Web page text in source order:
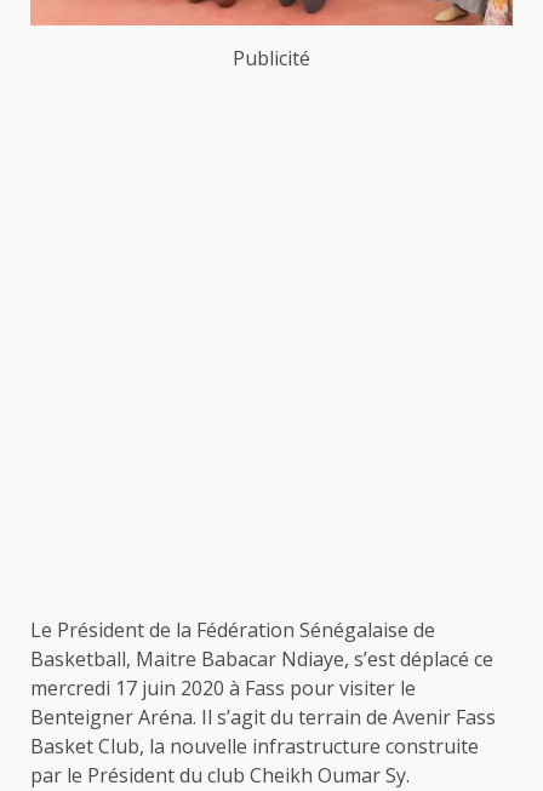
Publicité
Le Président de la Fédération Sénégalaise de
Basketball, Maitre Babacar Ndiaye, s’est déplacé ce
mercredi 17 juin 2020 à Fass pour visiter le
Benteigner Aréna. Il s’agit du terrain de Avenir Fass
Basket Club, la nouvelle infrastructure construite
par le Président du club Cheikh Oumar Sy.